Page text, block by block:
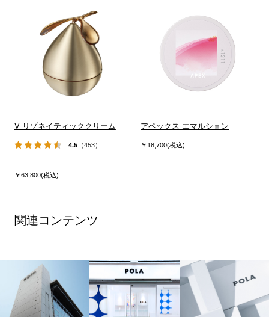
V リゾネイティッククリーム
4.5（453）
￥63,800(税込)
アペックス エマルション
￥18,700(税込)
関連コンテンツ